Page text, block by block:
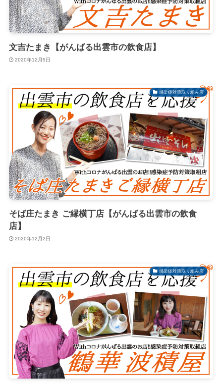
文吉たまき【がんばる出雲市の飲食店】
2020年12月5日
感染症対策取り組み店
そば庄たまき ご縁横丁店【がんばる出雲市の飲食
店】
2020年12月2日
感染症対策取り組み店